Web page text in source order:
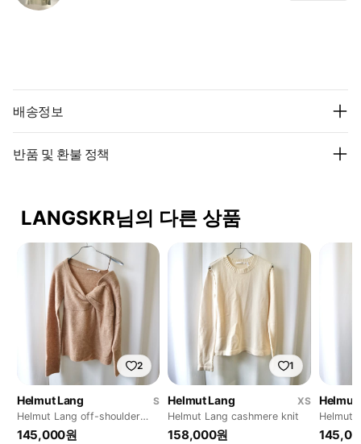
배송정보
반품 및 환불 정책
LANGSKR님의 다른 상품
2
Helmut Lang
S
Helmut Lang off-shoulder
knit
145,000원
1
Helmut Lang
XS
Helmut Lang cashmere knit
158,000원
Helmut
Helmut